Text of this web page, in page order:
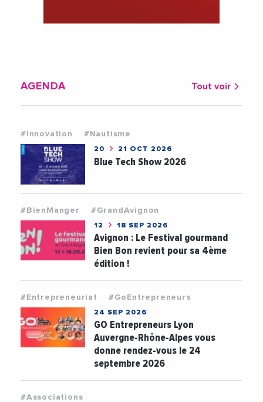
AGENDA Tout voir
#Innovation #Nautisme
20 21 OCT 2026
Blue Tech Show 2026
#BienManger #GrandAvignon
12 18 SEP 2026
Avignon : Le Festival gourmand
Bien Bon revient pour sa 4ème
édition !
#Entrepreneuriat #GoEntrepreneurs
24 SEP 2026
GO Entrepreneurs Lyon
Auvergne-Rhône-Alpes vous
donne rendez-vous le 24
septembre 2026
#Associations